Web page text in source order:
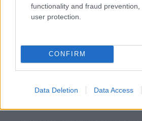
functionality and fraud
user protection.
CONFIRM
Data Deletion Data Access